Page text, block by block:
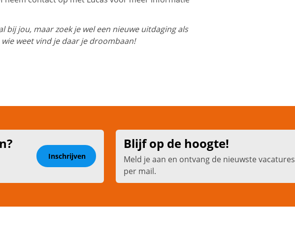
bij jou, maar zoek je wel een nieuwe uitdaging als
weet vind je daar je droombaan!
Inschrijven
Blijf op de hoogte!
Meld je aan en ontvang de nieuwste vacatures
per mail.